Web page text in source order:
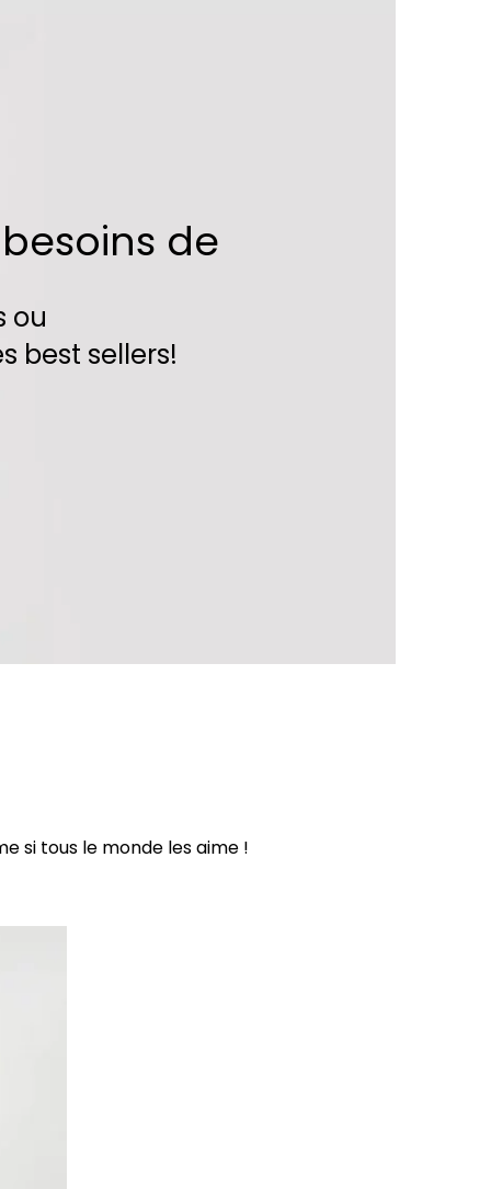
de
ou
best sellers!
si tous le monde les aime !